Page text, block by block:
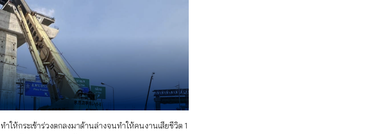
ให้กระเช้าร่วงตกลงมาด้านล่างจนทำให้คนงานเสียชีวิต 1